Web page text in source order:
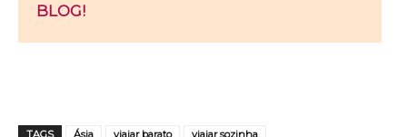
BLOG!
TAGS Ásia viajar barato viajar sozinha